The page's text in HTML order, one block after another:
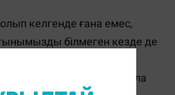
келгенде ғана емес,
білмеген кезде де
қоямыз. Сондықтан
үйде алдын ала